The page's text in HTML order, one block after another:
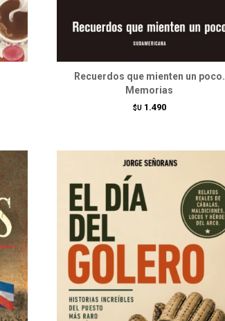
Recuerdos que mienten un poco.
Memorias
$U 1.490